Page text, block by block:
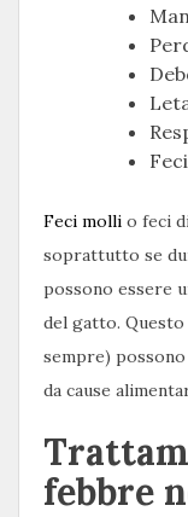
Feci molli o feci
soprattutto se
possono essere
del gatto.
sempre)
da cause
febbre